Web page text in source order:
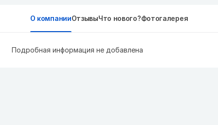
О компанииОтзывыЧто нового?Фотогалерея
Подробная информация не добавлена